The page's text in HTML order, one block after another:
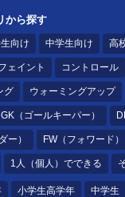
から探す
向け 中学生向け 高
ェイント コントロール
グ ウォーミングアップ
GK（ゴールキーパー）
ー） FW（フォワード）
1人（個人）でできる
小学生高学年 中学生